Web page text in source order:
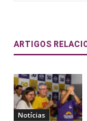
ARTIGOS
Notícias